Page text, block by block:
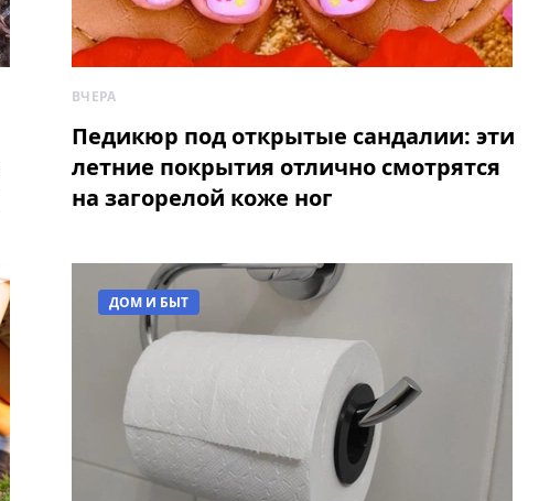
ВЧЕРА
Педикюр под открытые сандалии: эти
летние покрытия отлично смотрятся
на загорелой коже ног
ДОМ И БЫТ